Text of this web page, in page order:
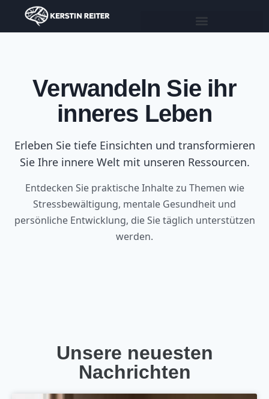
Verwandeln Sie ihr
inneres Leben
Erleben Sie tiefe Einsichten und transformieren
Sie Ihre innere Welt mit unseren Ressourcen.
Entdecken Sie praktische Inhalte zu Themen wie
Stressbewältigung, mentale Gesundheit und
persönliche Entwicklung, die Sie täglich unterstützen
werden.
Unsere neuesten
Nachrichten